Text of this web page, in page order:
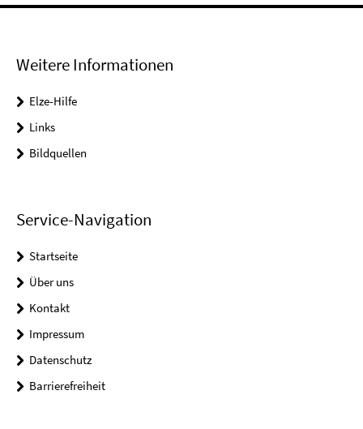
Weitere Informationen
Elze-Hilfe
Links
Bildquellen
Service-Navigation
Startseite
Über uns
Kontakt
Impressum
Datenschutz
Barrierefreiheit